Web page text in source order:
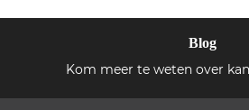
Blog
Kom meer te weten over